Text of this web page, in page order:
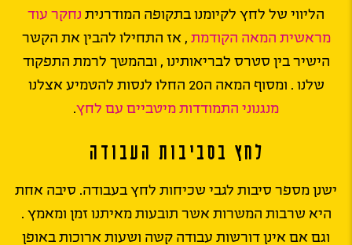
הליווי של לחץ לקיומנו בתקופה המודרנית נחקר עוד
מראשית המאה הקודמת , אז התחילו להבין את הקשר
הישיר בין סטרס לבריאותינו , ובהמשך לרמת התפקוד
שלנו . ומסוף המאה ה20 החלו לנסות להטמיע אצלנו
מנגנוני התמודדות מיטביים עם לחץ
לחץ בסביבות העבודה
ישנן מספר סיבות לגבי שכיחות לחץ בעבודה. סיבה אחת
היא שרבות המשרות אשר תובעות מאיתנו זמן ומאמץ .
וגם אם אינן דורשות עבודה קשה ושעות ארוכות באופן